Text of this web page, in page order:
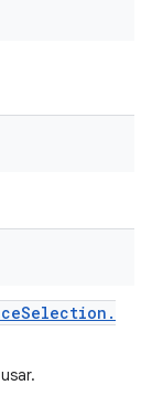
Selection .